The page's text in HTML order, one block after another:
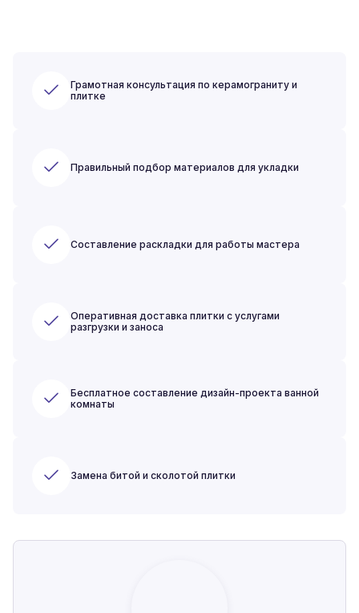
Грамотная консультация по керамограниту и
плитке
Правильный подбор материалов для укладки
Составление раскладки для работы мастера
Оперативная доставка плитки с услугами
разгрузки и заноса
Бесплатное составление дизайн-проекта ванной
комнаты
Замена битой и сколотой плитки